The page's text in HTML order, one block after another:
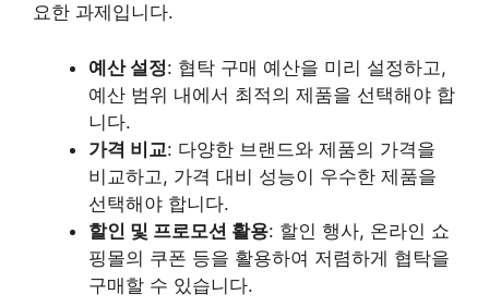
요한 과제입니다.
예산 설정: 협탁 구매 예산을 미리 설정하고,
예산 범위 내에서 최적의 제품을 선택해야 합
니다.
가격 비교: 다양한 브랜드와 제품의 가격을
비교하고, 가격 대비 성능이 우수한 제품을
선택해야 합니다.
할인 및 프로모션 활용: 할인 행사, 온라인 쇼
핑몰의 쿠폰 등을 활용하여 저렴하게 협탁을
구매할 수 있습니다.